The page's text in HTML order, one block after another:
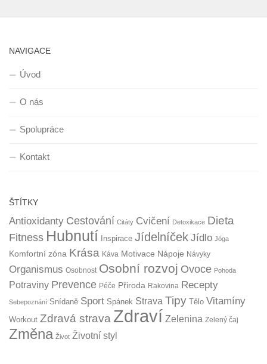
NAVIGACE
Úvod
O nás
Spolupráce
Kontakt
ŠTÍTKY
Antioxidanty Cestování Citáty Cvičení Detoxikace Dieta
Fitness Hubnutí Inspirace Jídelníček Jídlo Jóga
Komfortní zóna Krása Káva Motivace Nápoje Návyky
Organismus Osobnost Osobní rozvoj Ovoce Pohoda
Potraviny Prevence Péče Přiroda Rakovina Recepty
Sebepoznání Snídaně Sport Spánek Strava Tipy Tělo Vitamíny
Workout Zdravá strava Zdraví Zelenina Zelený čaj
Změna Život Životní styl